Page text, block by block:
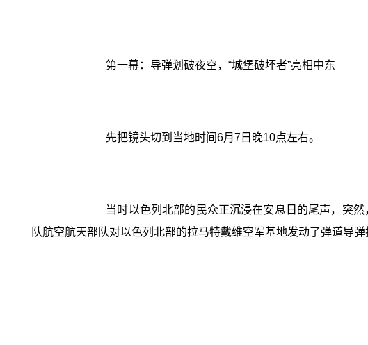
第一幕：导弹划破夜空，“城堡破坏者”亮相中东
先把镜头切到当地时间6月7日晚10点左右。
当时以色列北部的民众正沉浸在安息日的尾声，突
队航空航天部队对以色列北部的拉马特戴维空军基地发动了弹道导弹